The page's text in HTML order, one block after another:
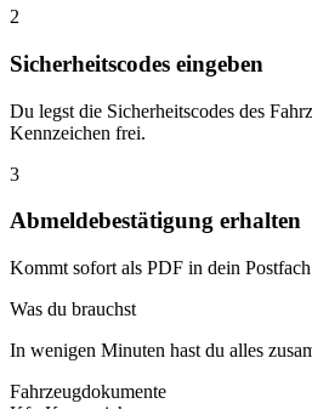
2
Sicherheitscodes eingeben
Du legst die Sicherheitscodes des
Kennzeichen frei.
3
Abmeldebestätigung erhalten
Kommt sofort als PDF in dein
Was du brauchst
In wenigen Minuten hast du alles
Fahrzeugdokumente